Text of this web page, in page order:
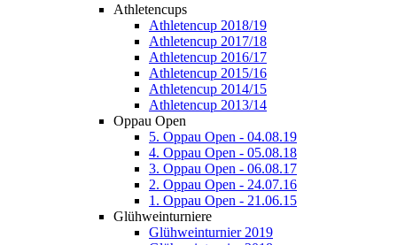
Athletencups
Athletencup 2018/19
Athletencup 2017/18
Athletencup 2016/17
Athletencup 2015/16
Athletencup 2014/15
Athletencup 2013/14
Oppau Open
5. Oppau Open - 04.08.19
4. Oppau Open - 05.08.18
3. Oppau Open - 06.08.17
2. Oppau Open - 24.07.16
1. Oppau Open - 21.06.15
Glühweinturniere
Glühweinturnier 2019